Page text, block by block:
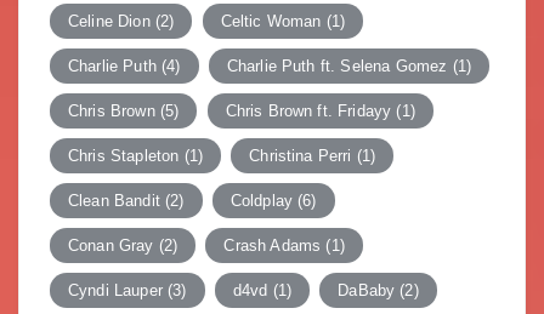
Celine Dion(2) Celtic Woman (1)
Charlie Puth(4) Charlie Puth ft. Selena Gomez (1)
Chris Brown(5) Chris Brown ft. Fridayy (1)
Chris Stapleton (1) Christina Perri (1)
Clean Bandit(2) Coldplay (6)
Conan Gray (2) Crash Adams (1)
Cyndi Lauper(3) d4vd (1) DaBaby (2)